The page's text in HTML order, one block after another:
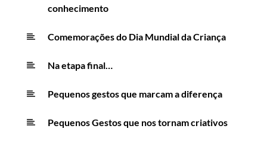
conhecimento
Comemorações do Dia Mundial da Criança
Na etapa final…
Pequenos gestos que marcam a diferença
Pequenos Gestos que nos tornam criativos